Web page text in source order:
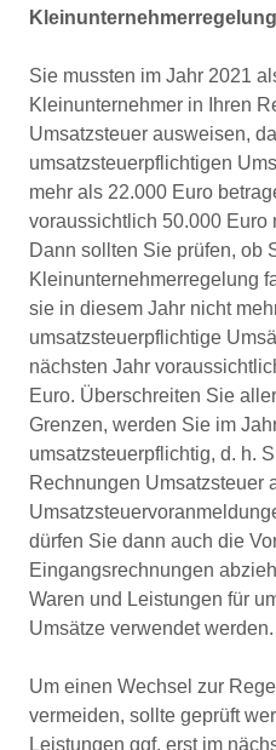
Sie mussten im Jahr 2021
Kleinunternehmer in Ihren
Umsatzsteuer ausweisen,
umsatzsteuerpflichtigen
mehr als 22.000 Euro
voraussichtlich 50.000 Euro
Dann sollten Sie prüfen, ob
Kleinunternehmerregelung
sie in diesem Jahr nicht
umsatzsteuerpflichtige
nächsten Jahr
Euro. Überschreiten Sie
Grenzen, werden Sie im
umsatzsteuerpflichtig, d. h.
Rechnungen Umsatzsteuer
dürfen Sie dann auch die
Eingangsrechnungen
Waren und Leistungen für
Umsätze verwendet werden.
Um einen Wechsel zur
vermeiden, sollte geprüft
Leistungen ggf. erst im